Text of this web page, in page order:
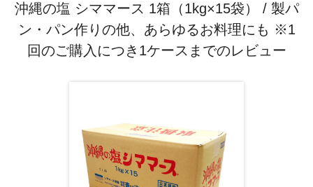
沖縄の塩 シママース 1箱（1kg×15袋） / 製パ
ン・パン作りの他、あらゆるお料理にも ※1
回のご購入につき1ケースまでのレビュー